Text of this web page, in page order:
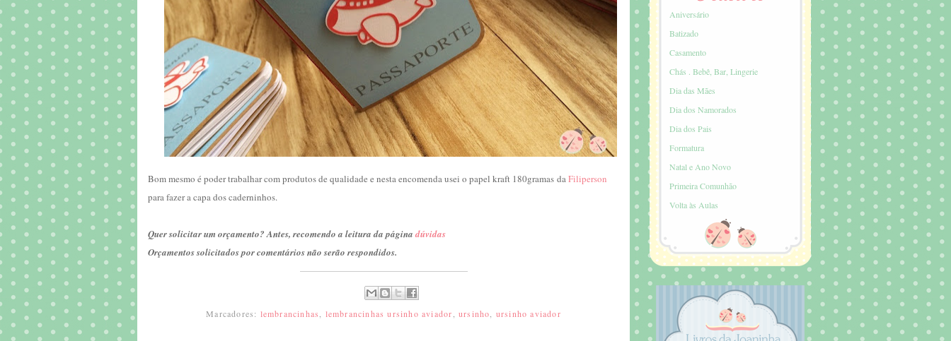
Bom mesmo é poder trabalhar com produtos de qualidade e nesta encomenda usei o papel kraft 180gramas daFiliperson
para fazer a capa dos caderninhos.
Quer solicitar um orçamento? Antes, recomendo a leitura da páginadúvidas
Orçamentos solicitados por comentários não serão respondidos.
Marcadores: lembrancinhas lembrancinhas ursinho aviador ursinho ursinho aviador
Aniversário
Batizado
Casamento
Chás . Bebê, Bar, Lingerie
Dia das Mães
Dia dos Namorados
Dia dos Pais
Formatura
Natal e Ano Novo
Primeira Comunhão
Volta às Aulas